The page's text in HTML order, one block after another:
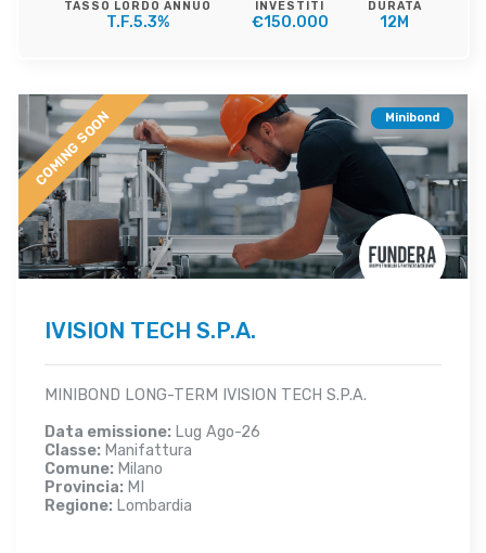
TASSO LORDO ANNUO
T.F.5.3%
INVESTITI
€150.000
DURATA
12M
COMING SOON Minibond
IVISION TECH S.P.A.
MINIBOND LONG-TERM IVISION TECH S.P.A.
Data emissione: Lug Ago-26
Classe: Manifattura
Comune: Milano
Provincia: MI
Regione: Lombardia